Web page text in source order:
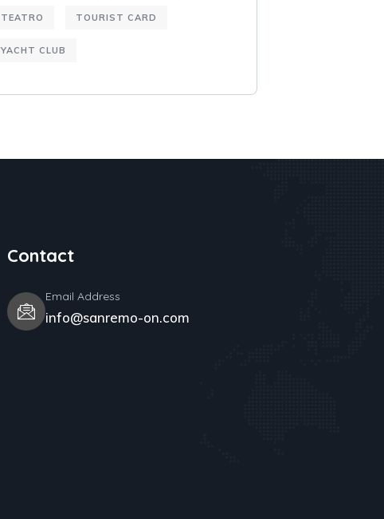
TEATRO TOURIST CARD
YACHT CLUB
Contact
Email Address
info@sanremo-on.com